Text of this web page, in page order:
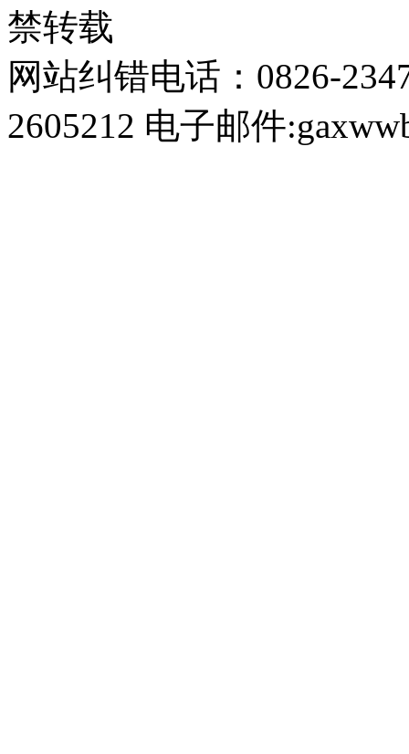
禁转载
网站纠错电话：0826-
2605212 电子邮件